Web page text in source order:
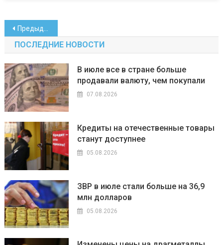
Навигация
по
записям
Предыдущие записи
ПОСЛЕДНИЕ НОВОСТИ
В июле все в стране больше
продавали валюту, чем покупали
07.08.2026
Кредиты на отечественные товары
станут доступнее
05.08.2026
ЗВР в июле стали больше на 36,9
млн долларов
05.08.2026